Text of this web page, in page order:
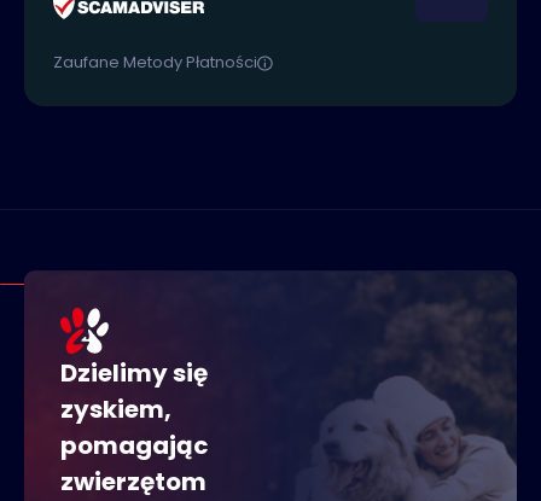
Zaufane Metody Płatności
Dzielimy się
zyskiem,
pomagając
zwierzętom